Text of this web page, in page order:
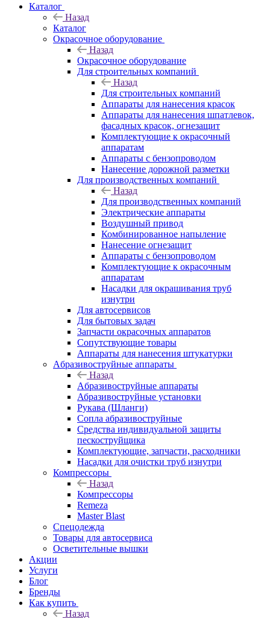
Каталог
Назад
Каталог
Окрасочное оборудование
Назад
Окрасочное оборудование
Для строительных компаний
Назад
Для строительных компаний
Аппараты для нанесения красок
Аппараты для нанесения шпатлевок,
фасадных красок, огнезащит
Комплектующие к окрасочный
аппаратам
Аппараты с бензопроводом
Нанесение дорожной разметки
Для производственных компаний
Назад
Для производственных компаний
Электрические аппараты
Воздушный привод
Комбинированное напыление
Нанесение огнезащит
Аппараты с бензопроводом
Комплектующие к окрасочным
аппаратам
Насадки для окрашивания труб
изнутри
Для автосервисов
Для бытовых задач
Запчасти окрасочных аппаратов
Сопутствующие товары
Аппараты для нанесения штукатурки
Aбразивоструйные аппараты
Назад
Aбразивоструйные аппараты
Абразивоструйные установки
Рукава (Шланги)
Сопла абразивоструйные
Средства индивидуальной защиты
пескоструйщика
Комплектующие, запчасти, расходники
Насадки для очистки труб изнутри
Компрессоры
Назад
Компрессоры
Remeza
Master Blast
Спецодежда
Товары для автосервиса
Осветительные вышки
Акции
Услуги
Блог
Бренды
Как купить
Назад